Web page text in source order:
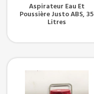
Aspirateur Eau Et
Poussière Justo ABS, 35
Litres